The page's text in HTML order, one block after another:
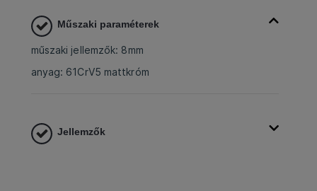
Műszaki paraméterek
műszaki jellemzők: 8mm
anyag: 61CrV5 mattkróm
Jellemzők